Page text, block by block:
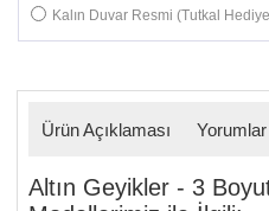
Kalın Duvar Resmi (Tutkal
Ürün Açıklaması Yorumlar
Altın Geyikler - 3